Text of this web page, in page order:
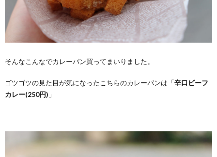
そんなこんなでカレーパン買ってまいりました。
ゴツゴツの見た目が気になったこちらのカレーパンは「辛口ビーフ
カレー(250円) 」